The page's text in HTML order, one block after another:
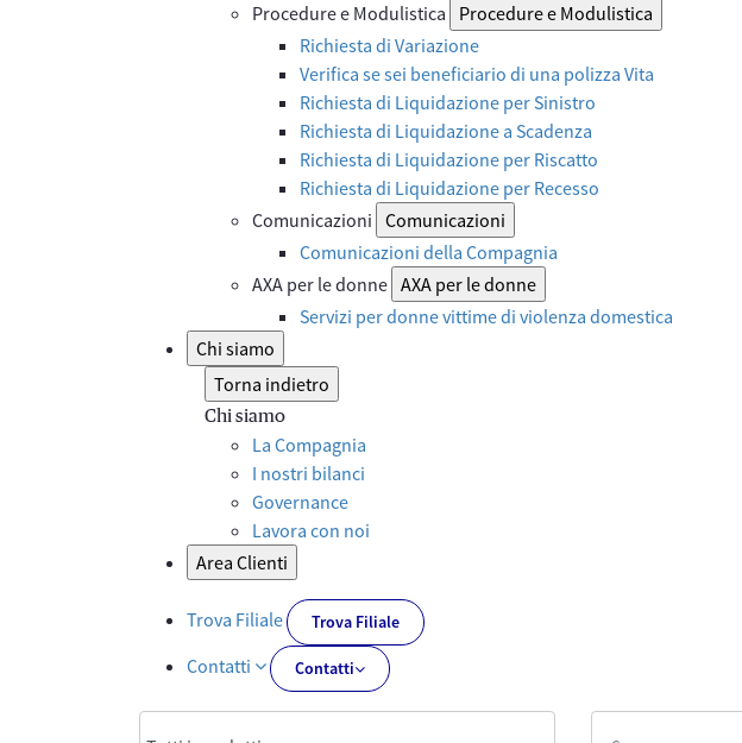
Procedure e Modulistica
Procedure e Modulistica
Richiesta di Variazione
Verifica se sei beneficiario di una polizza Vita
Richiesta di Liquidazione per Sinistro
Richiesta di Liquidazione a Scadenza
Richiesta di Liquidazione per Riscatto
Richiesta di Liquidazione per Recesso
Comunicazioni Comunicazioni
Comunicazioni della Compagnia
AXA per le donne AXA per le donne
Servizi per donne vittime di violenza domestica
Chi siamo
Torna indietro
Chi siamo
La Compagnia
I nostri bilanci
Governance
Lavora con noi
Area Clienti
Trova Filiale Trova Filiale
Contatti Contatti